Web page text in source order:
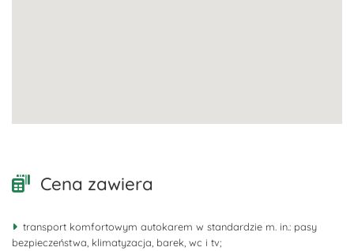
Cena zawiera
transport komfortowym autokarem w standardzie m. in.: pasy
bezpieczeństwa, klimatyzacja, barek, wc i tv;